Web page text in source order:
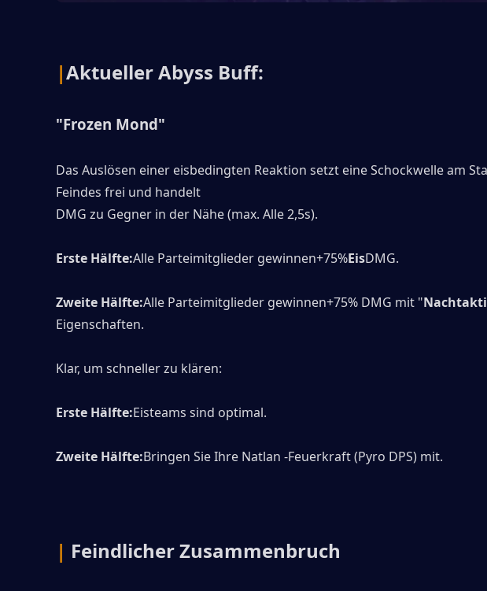
|Aktueller Abyss Buff:
"Frozen Mond"
Das Auslösen einer eisbedingten Reaktion setzt eine Schockwelle am
Feindes frei und handelt
DMG zu Gegner in der Nähe (max. Alle 2,5s).
Erste Hälfte:Alle Parteimitglieder gewinnen+75%EisDMG.
Zweite Hälfte:Alle Parteimitglieder gewinnen+75% DMG mit "
Eigenschaften.
Klar, um schneller zu klären:
Erste Hälfte:Eisteams sind optimal.
Zweite Hälfte:Bringen Sie Ihre Natlan -Feuerkraft (Pyro DPS) mit.
| Feindlicher Zusammenbruch